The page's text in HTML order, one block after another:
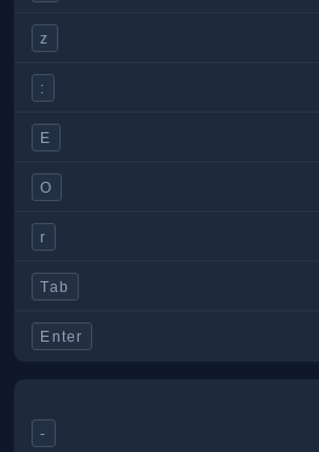
z
:
E
O
r
Tab
Enter
-